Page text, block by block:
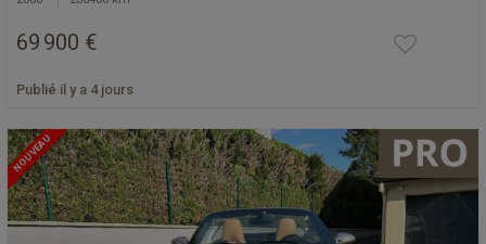
69 900 €
Publié il y a 4 jours
NOUVEAU